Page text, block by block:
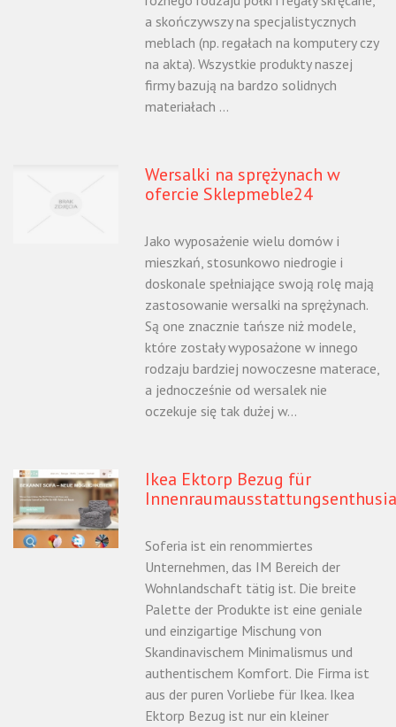
a skończywszy na specjalistycznych
meblach (np. regałach na komputery czy
na akta). Wszystkie produkty naszej
firmy bazują na bardzo solidnych
materiałach ...
Wersalki na sprężynach w
ofercie Sklepmeble24
Jako wyposażenie wielu domów i
mieszkań, stosunkowo niedrogie i
doskonale spełniające swoją rolę mają
zastosowanie wersalki na sprężynach.
Są one znacznie tańsze niż modele,
które zostały wyposażone w innego
rodzaju bardziej nowoczesne materace,
a jednocześnie od wersalek nie
oczekuje się tak dużej w...
Ikea Ektorp Bezug für
Soferia ist ein renommiertes
Unternehmen, das IM Bereich der
Wohnlandschaft tätig ist. Die breite
Palette der Produkte ist eine geniale
und einzigartige Mischung von
Skandinavischem Minimalismus und
authentischem Komfort. Die Firma ist
aus der puren Vorliebe für Ikea. Ikea
Ektorp Bezug ist nur ein kleiner